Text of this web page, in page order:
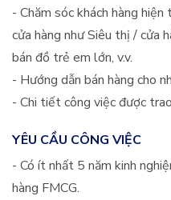
- Chăm sóc khách hàng hiện
cửa hàng như Siêu thị / cửa
bán đồ trẻ em lớn, v.v.
- Hướng dẫn bán hàng cho
- Chi tiết công việc được
YÊU CẦU CÔNG VIỆC
- Có ít nhất 5 năm kinh
hàng FMCG.